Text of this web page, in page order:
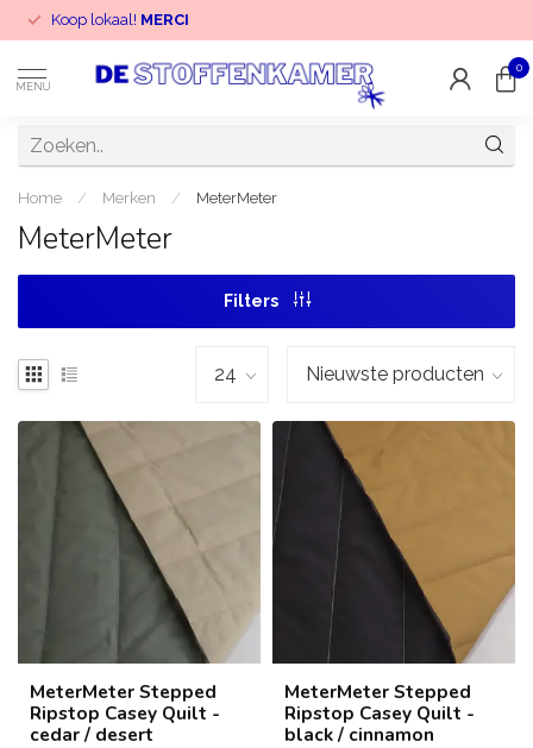
Koop lokaal! MERCI
MENU
0
Home / Merken / MeterMeter
MeterMeter
Filters
MeterMeter Stepped
Ripstop Casey Quilt -
cedar / desert
MeterMeter Stepped
Ripstop Casey Quilt -
black / cinnamon